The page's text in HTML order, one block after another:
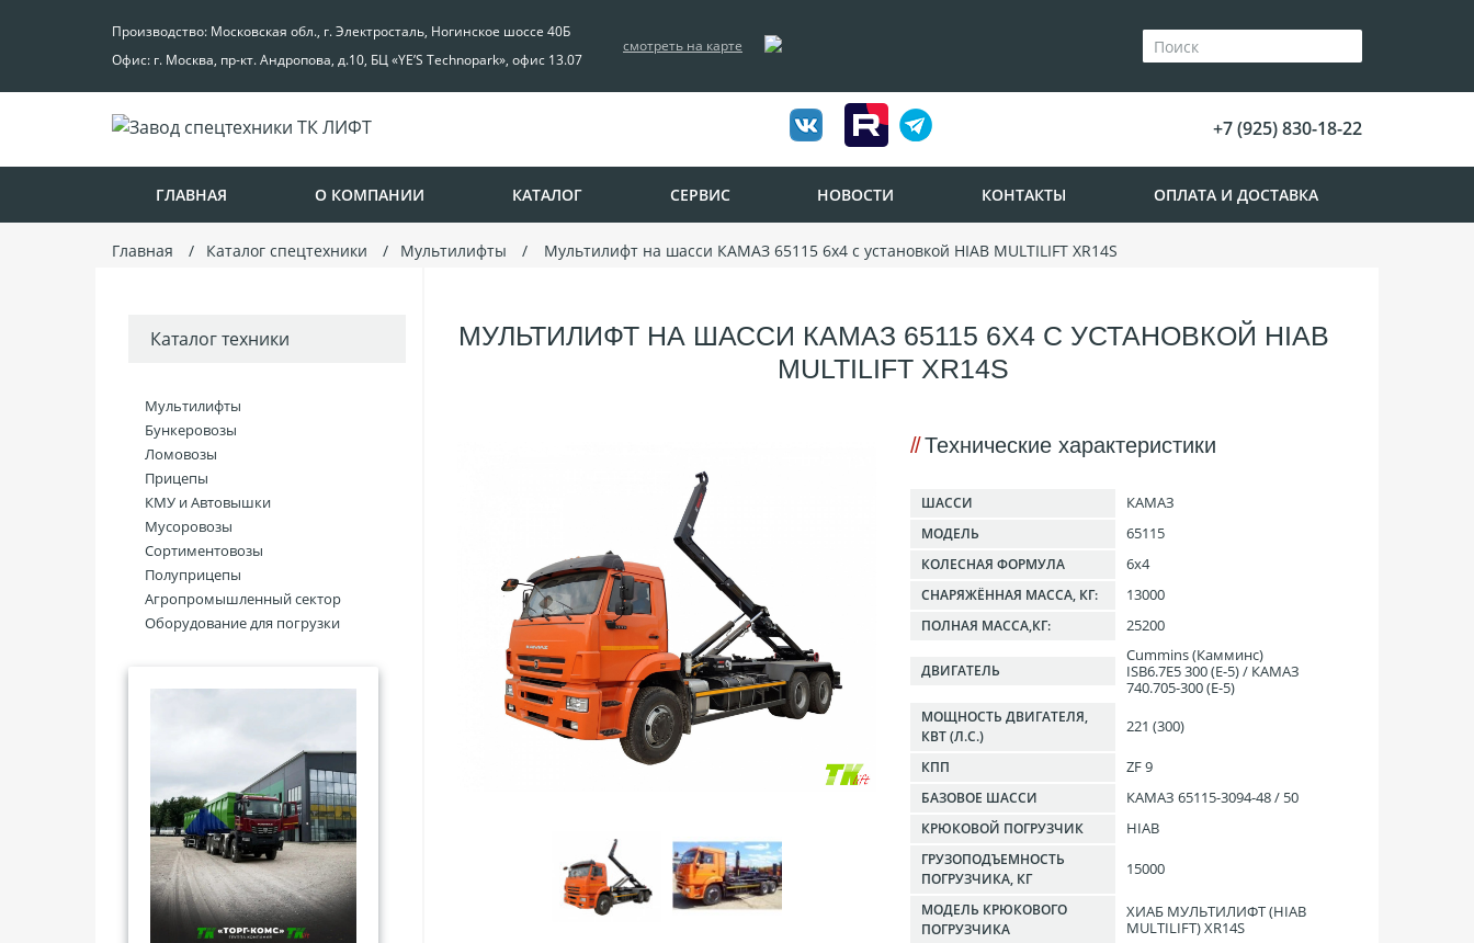
Производство: Московская обл., г. Электросталь, Ногинское шоссе 40Б
Офис: г. Москва, пр-кт. Андропова, д.10, БЦ «YE’S Technopark», офис 13.07
смотреть на карте
+7 (925) 830-18-22
ГЛАВНАЯ О КОМПАНИИ КАТАЛОГ СЕРВИС НОВОСТИ КОНТАКТЫ ОПЛАТА И ДОСТАВКА
Главная Каталог спецтехники Мультилифты Мультилифт на шасси КАМАЗ 65115 6х4 с установкой HIAB MULTILIFT XR14S
Каталог техники
Мультилифты
Бункеровозы
Ломовозы
Прицепы
КМУ и Автовышки
Мусоровозы
Сортиментовозы
Полуприцепы
Агропромышленный сектор
Оборудование для погрузки
МУЛЬТИЛИФТ НА ШАССИ КАМАЗ 65115 6Х4 С УСТАНОВКОЙ HIAB
MULTILIFT XR14S
Технические характеристики
ШАССИ КАМАЗ
МОДЕЛЬ 65115
КОЛЕСНАЯ ФОРМУЛА 6x4
СНАРЯЖЁННАЯ МАССА, КГ: 13000
ПОЛНАЯ МАССА,КГ: 25200
ДВИГАТЕЛЬ
Cummins (Камминс)
ISB6.7E5 300 (Е-5) / КАМАЗ
740.705-300 (Е-5)
МОЩНОСТЬ ДВИГАТЕЛЯ,
КВТ (Л.С.)
221 (300)
КПП ZF 9
БАЗОВОЕ ШАССИ КАМАЗ 65115-3094-48 / 50
КРЮКОВОЙ ПОГРУЗЧИК HIAB
ГРУЗОПОДЪЕМНОСТЬ
ПОГРУЗЧИКА, КГ
15000
МОДЕЛЬ КРЮКОВОГО
ПОГРУЗЧИКА
ХИАБ МУЛЬТИЛИФТ (HIAB
MULTILIFT) XR14S